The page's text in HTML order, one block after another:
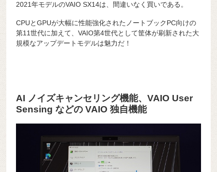
2021年モデルのVAIO SX14は、間違いなく買いである。
CPUとGPUが大幅に性能強化されたノートブックPC向けの
第11世代に加えて、VAIO第4世代として筐体が刷新された大
規模なアップデートモデルは魅力だ！
AI ノイズキャンセリング機能、VAIO User
Sensing などの VAIO 独自機能